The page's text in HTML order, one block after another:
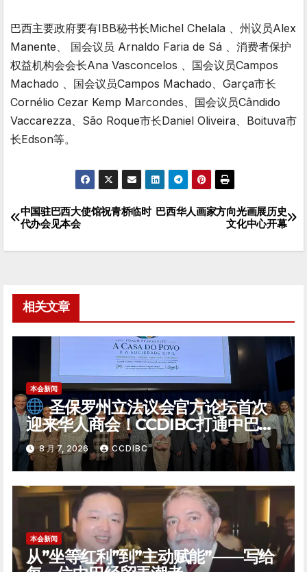
巴西主要政府要有IBB秘书长Michel Chelala 、州议员Alex
Manente、 国会议员 Arnaldo Faria de Sá 、消费者保护
权益机构会会长Ana Vasconcelos 、国会议员Campos
Machado 、国会议员Campos Machado、Garça市长
Cornélio Cezar Kemp Marcondes、国会议员Cândido
Vaccarezza、São Roque市长Daniel Oliveira、Boituva市
长Edson等。
文
章
航
巴西华人画家方向光画展历史
文化中心开幕
中国驻巴西大使馆祝青桥临时
代办会见本会
相关文章
本会新闻
圣保罗州立法议会官方论坛首次
迎来华人商会！CCDIBC打通中巴政
企对话「高速通道」
8 月 7, 2026 CCDIBC
本会新闻
从”坐等红利”到”主动赋能”——写给